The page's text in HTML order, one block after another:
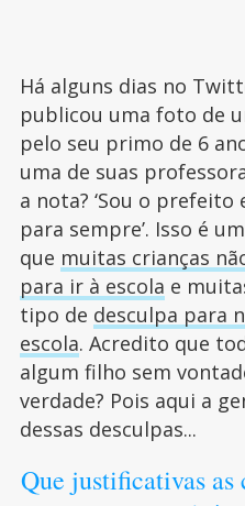
Há alguns dias no
publicou uma foto de
pelo seu primo de 6
uma de suas
a nota? ‘Sou o
para sempre’. Isso é
que muitas crianças
para ir à escola e
tipo de desculpa para
escola. Acredito que
algum filho sem
verdade? Pois aqui a
dessas desculpas...
Que justificativas as